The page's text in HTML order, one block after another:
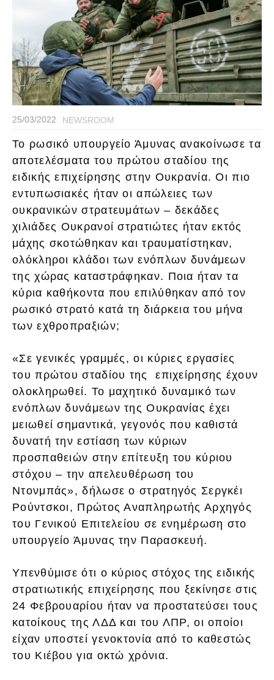
25/03/2022 NEWSROOM
Το ρωσικό υπουργείο Άμυνας ανακοίνωσε τα
αποτελέσματα του πρώτου σταδίου της
ειδικής επιχείρησης στην Ουκρανία. Οι πιο
εντυπωσιακές ήταν οι απώλειες των
ουκρανικών στρατευμάτων – δεκάδες
χιλιάδες Ουκρανοί στρατιώτες ήταν εκτός
μάχης σκοτώθηκαν και τραυματίστηκαν,
ολόκληροι κλάδοι των ενόπλων δυνάμεων
της χώρας καταστράφηκαν. Ποια ήταν τα
κύρια καθήκοντα που επιλύθηκαν από τον
ρωσικό στρατό κατά τη διάρκεια του μήνα
των εχθροπραξιών;
«Σε γενικές γραμμές, οι κύριες εργασίες
του πρώτου σταδίου της επιχείρησης έχουν
ολοκληρωθεί. Το μαχητικό δυναμικό των
ενόπλων δυνάμεων της Ουκρανίας έχει
μειωθεί σημαντικά, γεγονός που καθιστά
δυνατή την εστίαση των κύριων
προσπαθειών στην επίτευξη του κύριου
στόχου – την απελευθέρωση του
Ντονμπάς», δήλωσε ο στρατηγός Σεργκέι
Ρούντσκοι, Πρώτος Αναπληρωτής Αρχηγός
του Γενικού Επιτελείου σε ενημέρωση στο
υπουργείο Άμυνας την Παρασκευή.
Υπενθύμισε ότι ο κύριος στόχος της ειδικής
στρατιωτικής επιχείρησης που ξεκίνησε στις
24 Φεβρουαρίου ήταν να προστατεύσει τους
κατοίκους της ΛΔΔ και του ΛΠΡ, οι οποίοι
είχαν υποστεί γενοκτονία από το καθεστώς
του Κιέβου για οκτώ χρόνια.